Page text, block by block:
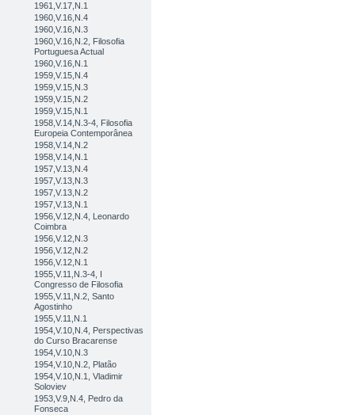
1961,V.17,N.1
1960,V.16,N.4
1960,V.16,N.3
1960,V.16,N.2, Filosofia
Portuguesa Actual
1960,V.16,N.1
1959,V.15,N.4
1959,V.15,N.3
1959,V.15,N.2
1959,V.15,N.1
1958,V.14,N.3-4, Filosofia
Europeia Contemporânea
1958,V.14,N.2
1958,V.14,N.1
1957,V.13,N.4
1957,V.13,N.3
1957,V.13,N.2
1957,V.13,N.1
1956,V.12,N.4, Leonardo
Coimbra
1956,V.12,N.3
1956,V.12,N.2
1956,V.12,N.1
1955,V.11,N.3-4, I
Congresso de Filosofia
1955,V.11,N.2, Santo
Agostinho
1955,V.11,N.1
1954,V.10,N.4, Perspectivas
do Curso Bracarense
1954,V.10,N.3
1954,V.10,N.2, Platão
1954,V.10,N.1, Vladimir
Soloviev
1953,V.9,N.4, Pedro da
Fonseca